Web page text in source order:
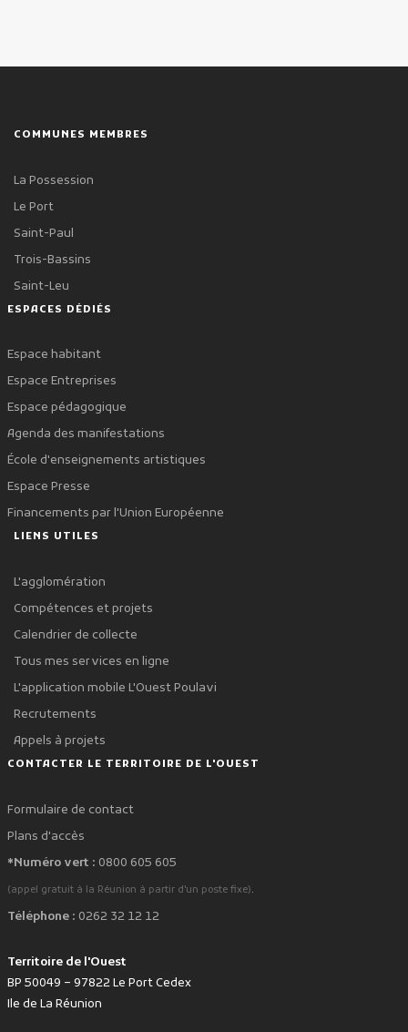
COMMUNES MEMBRES
La Possession
Le Port
Saint-Paul
Trois-Bassins
Saint-Leu
ESPACES DÉDIÉS
Espace habitant
Espace Entreprises
Espace pédagogique
Agenda des manifestations
École d'enseignements artistiques
Espace Presse
Financements par l'Union Européenne
LIENS UTILES
L'agglomération
Compétences et projets
Calendrier de collecte
Tous mes services en ligne
L'application mobile L'Ouest Poulavi
Recrutements
Appels à projets
CONTACTER LE TERRITOIRE DE L'OUEST
Formulaire de contact
Plans d'accès
*Numéro vert : 0800 605 605
(appel gratuit à la Réunion à partir d'un poste fixe).
Téléphone : 0262 32 12 12
Territoire de l'Ouest
BP 50049 – 97822 Le Port Cedex
Ile de La Réunion